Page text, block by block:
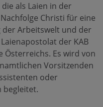
als Laien in der
Christi für eine
Arbeitswelt und der
der KAB
Österreichs. Es wird von
Vorsitzenden
oder
begleitet.